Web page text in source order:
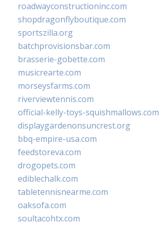
roadwayconstructioninc.com
shopdragonflyboutique.com
sportszilla.org
batchprovisionsbar.com
brasserie-gobette.com
musicrearte.com
morseysfarms.com
riverviewtennis.com
official-kelly-toys-squishmallows.com
displaygardenonsuncrest.org
bbq-empire-usa.com
feedstoreva.com
drogopets.com
ediblechalk.com
tabletennisnearme.com
oaksofa.com
soultacohtx.com